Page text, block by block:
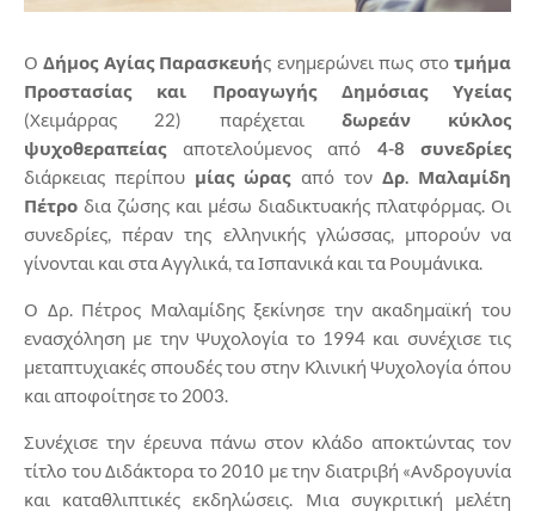
ΟΔήμος Αγίας Παρασκευής ενημερώνει πως στοτμήμα
Προστασίας και Προαγωγής Δημόσιας Υγείας
(Χειμάρρας 22) παρέχεται δωρεάν κύκλος
ψυχοθεραπείας αποτελούμενος από 4-8 συνεδρίες
διάρκειας περίπου μίας ώρας από τον Δρ. Μαλαμίδη
Πέτρο δια ζώσης και μέσω διαδικτυακής πλατφόρμας. Οι
συνεδρίες, πέραν της ελληνικής γλώσσας, μπορούν να
γίνονται και στα Αγγλικά, τα Ισπανικά και τα Ρουμάνικα.
Ο Δρ. Πέτρος Μαλαμίδης ξεκίνησε την ακαδημαϊκή του
ενασχόληση με την Ψυχολογία το 1994 και συνέχισε τις
μεταπτυχιακές σπουδές του στην Κλινική Ψυχολογία όπου
και αποφοίτησε το 2003.
Συνέχισε την έρευνα πάνω στον κλάδο αποκτώντας τον
τίτλο του Διδάκτορα το 2010 με την διατριβή «Ανδρογυνία
και καταθλιπτικές εκδηλώσεις. Μια συγκριτική μελέτη